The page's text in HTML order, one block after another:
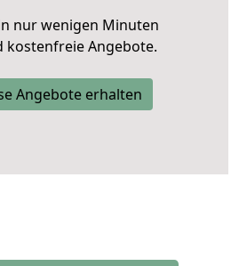
nur wenigen Minuten
kostenfreie Angebote.
Angebote erhalten